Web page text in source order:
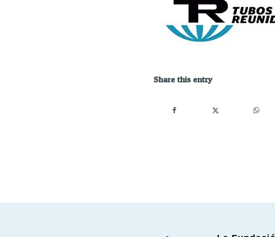
Share this entry